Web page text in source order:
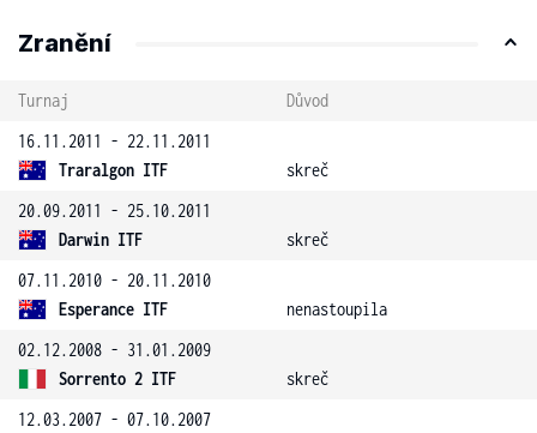
Zranění
Turnaj
Důvod
16.11.2011 - 22.11.2011
Traralgon ITF
skreč
20.09.2011 - 25.10.2011
Darwin ITF
skreč
07.11.2010 - 20.11.2010
Esperance ITF
nenastoupila
02.12.2008 - 31.01.2009
Sorrento 2 ITF
skreč
12.03.2007 - 07.10.2007